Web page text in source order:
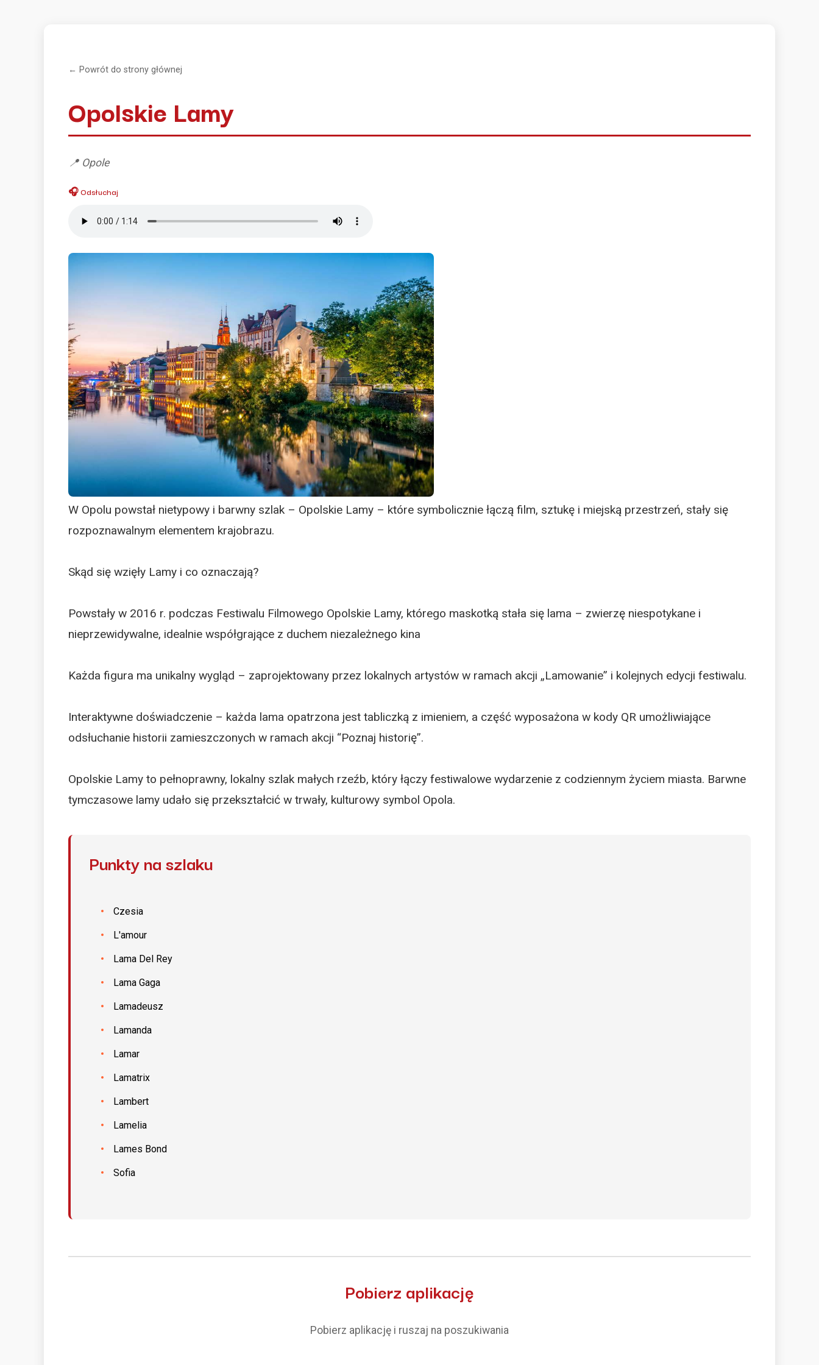
← Powrót do strony głównej
Opolskie Lamy
📍 Opole
🎧 Odsłuchaj
W Opolu powstał nietypowy i barwny szlak – Opolskie Lamy – które symbolicznie łączą film, sztukę i miejską przestrzeń, stały się
rozpoznawalnym elementem krajobrazu.
Skąd się wzięły Lamy i co oznaczają?
Powstały w 2016 r. podczas Festiwalu Filmowego Opolskie Lamy, którego maskotką stała się lama – zwierzę niespotykane i
nieprzewidywalne, idealnie współgrające z duchem niezależnego kina
Każda figura ma unikalny wygląd – zaprojektowany przez lokalnych artystów w ramach akcji „Lamowanie” i kolejnych edycji festiwalu.
Interaktywne doświadczenie – każda lama opatrzona jest tabliczką z imieniem, a część wyposażona w kody QR umożliwiające
odsłuchanie historii zamieszczonych w ramach akcji “Poznaj historię”.
Opolskie Lamy to pełnoprawny, lokalny szlak małych rzeźb, który łączy festiwalowe wydarzenie z codziennym życiem miasta. Barwne
tymczasowe lamy udało się przekształcić w trwały, kulturowy symbol Opola.
Punkty na szlaku
Czesia
L'amour
Lama Del Rey
Lama Gaga
Lamadeusz
Lamanda
Lamar
Lamatrix
Lambert
Lamelia
Lames Bond
Sofia
Pobierz aplikację
Pobierz aplikację i ruszaj na poszukiwania